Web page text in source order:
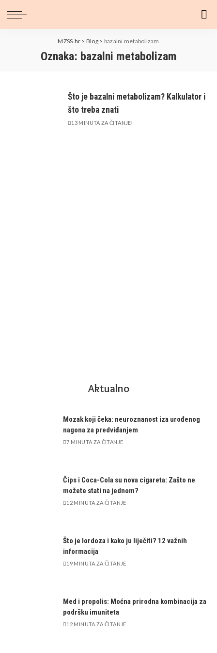
MZSS.hr > Blog> bazalni metabolizam
Oznaka: bazalni metabolizam
Što je bazalni metabolizam? Kalkulator i
što treba znati
13 MINUTA ZA ČITANJE
Aktualno
Mozak koji čeka: neuroznanost iza urođenog
nagona za predviđanjem
7 MINUTA ZA ČITANJE
Čips i Coca-Cola su nova cigareta: Zašto ne
možete stati na jednom?
12 MINUTA ZA ČITANJE
Što je lordoza i kako ju liječiti? 12 važnih
informacija
19 MINUTA ZA ČITANJE
Med i propolis: Moćna prirodna kombinacija za
podršku imuniteta
12 MINUTA ZA ČITANJE